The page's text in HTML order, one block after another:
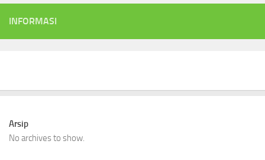
INFORMASI
Arsip
No archives to show.